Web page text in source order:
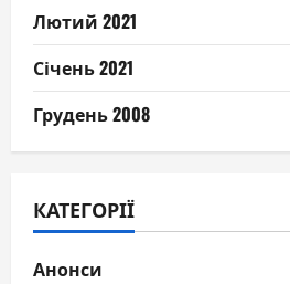
Лютий 2021
Січень 2021
Грудень 2008
КАТЕГОРІЇ
Анонси